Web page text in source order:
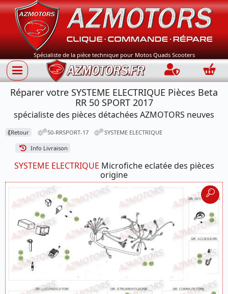
Spécialiste de la pièce technique pour Motos Quads Scooters
Connection
Réparer votre SYSTEME ELECTRIQUE Pièces Beta
RR 50 SPORT 2017
spécialiste des pièces détachées AZMOTORS neuves
⟪Retour 50-RRSPORT-17 SYSTEME ELECTRIQUE
Info Livraison
SYSTEME ELECTRIQUE Microfiche eclatée des pièces
origine